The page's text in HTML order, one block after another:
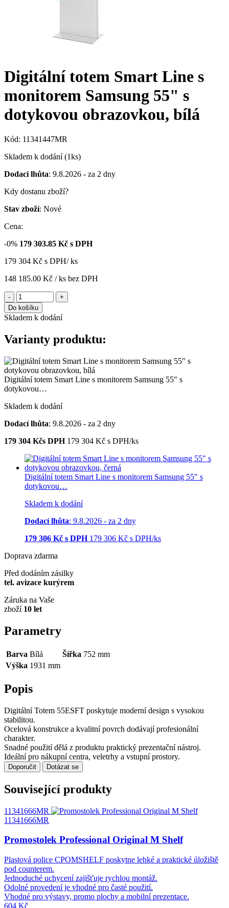
Digitální totem Smart Line s
monitorem Samsung 55" s
dotykovou obrazovkou, bílá
Kód: 11341447MR
Skladem k dodání (1ks)
Dodací lhůta: 9.8.2026 - za 2 dny
Kdy dostanu zboží?
Stav zboží: Nové
Cena:
-0% 179 303.85 Kč s DPH
179 304 Kč s DPH/ ks
148 185.00 Kč / ks bez DPH
-
+
Do košíku
Skladem k dodání
Varianty produktu:
Digitální totem Smart Line s monitorem Samsung 55" s
dotykovou…
Skladem k dodání
Dodací lhůta: 9.8.2026 - za 2 dny
179 304 Kčs DPH 179 304 Kč s DPH/ks
Digitální totem Smart Line s monitorem Samsung 55" s
dotykovou…
Skladem k dodání
Dodací lhůta: 9.8.2026 - za 2 dny
179 306 Kč s DPH 179 306 Kč s DPH/ks
Doprava zdarma
Před dodáním zásilky
tel. avizace kurýrem
Záruka na Vaše
zboží 10 let
Parametry
Barva Bílá Šířka 752 mm
Výška 1931 mm
Popis
Digitální Totem 55ESFT poskytuje moderní design s vysokou
stabilitou.
Ocelová konstrukce a kvalitní povrch dodávají profesionální
charakter.
Snadné použití dělá z produktu praktický prezentační nástroj.
Ideální pro nákupní centra, veletrhy a vstupní prostory.
Doporučit Dotázat se
Související produkty
11341666MR
11341666MR
Promostolek Professional Original M Shelf
Plastová police CPOMSHELF poskytne lehké a praktické úložiště
pod counterem.
Jednoduché uchycení zajišťuje rychlou montáž.
Odolné provedení je vhodné pro časté použití.
Vhodné pro výstavy, promo plochy a mobilní prezentace.
604 Kč